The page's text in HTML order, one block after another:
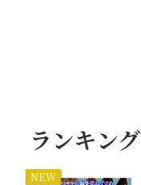
ランキング
NEW